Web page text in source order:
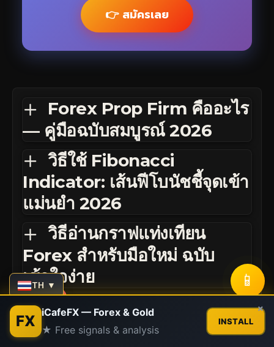
👉 สมัครเลย
Forex Prop Firm คืออะไร
— คู่มือฉบับสมบูรณ์ 2026
วิธีใช้ Fibonacci
Indicator: เส้นฟีโบนัชชี้จุดเข้า
แม่นยำ 2026
วิธีอ่านกราฟแท่งเทียน
Forex สำหรับมือใหม่ ฉบับ
เข้าใจง่าย
Risk Management คู่มือ
จัดการความเสี่ยง Forex ฉบับ
TH ▼ 📱
FX iCafeFX — Forex & Gold
★ Free signals & analysis
INSTALL
×
Contact us
Open